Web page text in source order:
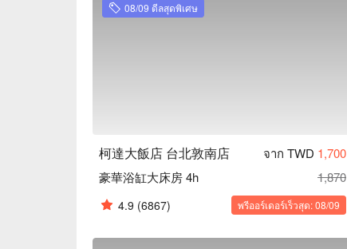
08/09 ดีลสุดพิเศษ
柯達大飯店 台北敦南店 จาก TWD 1,700
豪華浴缸大床房 4h
1,870
4.9 (6867) พรีออร์เดอร์เร็วสุด: 08/09